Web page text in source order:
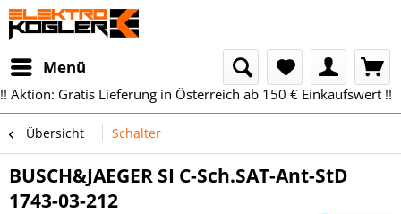
Menü
!! Aktion: Gratis Lieferung in Österreich ab 150 € Einkaufswert !!
Übersicht Schalter
BUSCH&JAEGER SI C-Sch.SAT-Ant-StD
1743-03-212